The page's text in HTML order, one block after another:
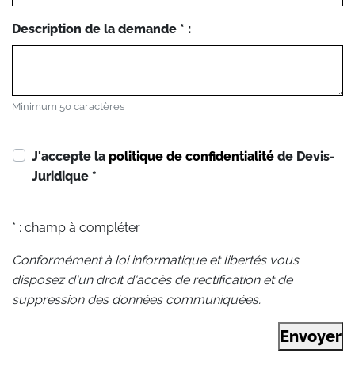
Description de la demande * :
Minimum 50 caractères
J'accepte la politique de confidentialité de Devis-
Juridique *
* : champ à compléter
Conformément à loi informatique et libertés vous
disposez d'un droit d'accès de rectification et de
suppression des données communiquées.
Envoyer